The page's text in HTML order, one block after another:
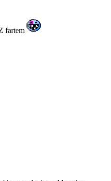
fartem